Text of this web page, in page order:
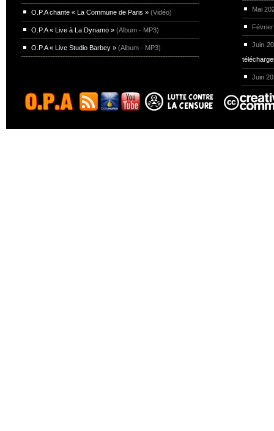
O.P.A chante « La Commune de Paris » (Vidéo)
O.P.A « Live à La Dynamo » (Album - MP3)
O.P.A « Live Studio Barbey » (Album - MP3)
Mai
Juin
Juin